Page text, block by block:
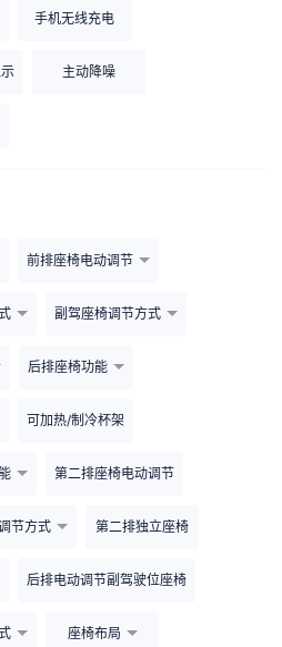
手机无线充电
主动降噪
前排座椅电动调节
副驾座椅调节方式
后排座椅功能
可加热/制冷杯架
第二排座椅电动调节
节方式 第二排独立座椅
后排电动调节副驾驶位座椅
座椅布局